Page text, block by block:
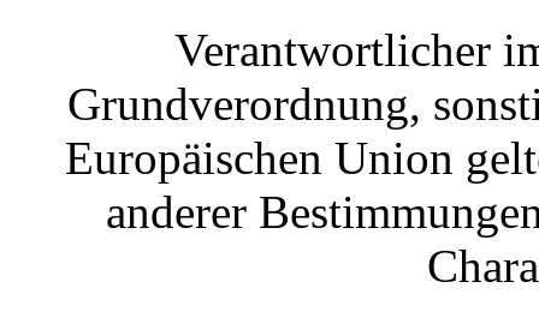
Verantwortlicher
Grundverordnung,
Europäischen Union
anderer